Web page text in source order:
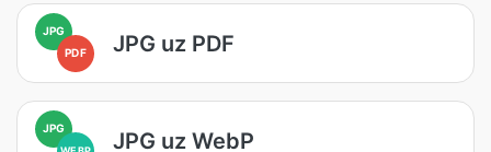
JPG
PDF
JPG uz PDF
JPG JPG uz WebP